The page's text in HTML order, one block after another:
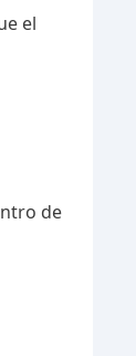
el
de